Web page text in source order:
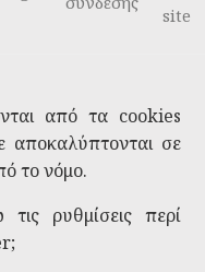
site
από τα cookies
αποκαλύπτονται σε
το νόμο.
ρυθμίσεις περί